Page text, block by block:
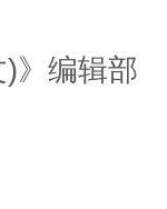
》编辑部